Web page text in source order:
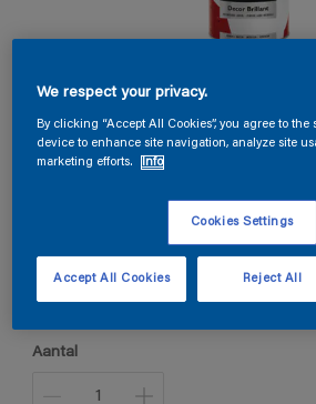
Steloxine Decor Brillant
1016
Aantal
We respect your privacy.
By clicking “Accept All Cookies”, you agree to
device to enhance site navigation, analyze site
marketing efforts.
Info
Cookies Settings
Reject All
Accept All Cookies